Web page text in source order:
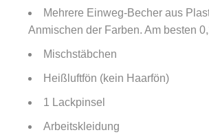
Mehrere Einweg-Becher aus
Anmischen der Farben. Am besten
Mischstäbchen
Heißluftfön (kein Haarfön)
1 Lackpinsel
Arbeitskleidung